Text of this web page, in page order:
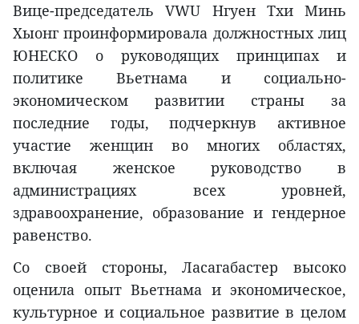
Вице-председатель VWU Нгуен Тхи Минь
Хыонг проинформировала должностных лиц
ЮНЕСКО о руководящих принципах и
политике Вьетнама и социально-
экономическом развитии страны за
последние годы, подчеркнув активное
участие женщин во многих областях,
включая женское руководство в
администрациях всех уровней,
здравоохранение, образование и гендерное
равенство.
Со своей стороны, Ласагабастер высоко
оценила опыт Вьетнама и экономическое,
культурное и социальное развитие в целом